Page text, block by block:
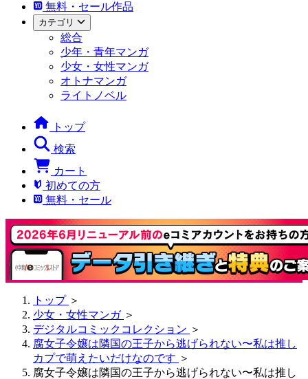
無料・セール作品
カテゴリ
総合
少年・青年マンガ
少女・女性マンガ
オトナマンガ
ライトノベル
トップ
検索
カート
初めての方
無料・セール
トップ ＞
少女・女性マンガ ＞
デジタルコミックコレクション ＞
腐女子令嬢は隣国の王子から逃げられない〜私は推し
カプで萌えたいだけなのです ＞
腐女子令嬢は隣国の王子から逃げられない〜私は推し